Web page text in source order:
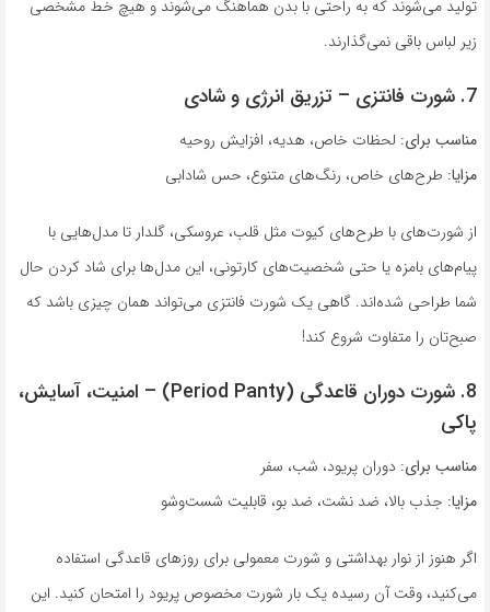
تولید می‌شوند که به راحتی با بدن هماهنگ می‌شوند و هیچ خط مشخصی
زیر لباس باقی نمی‌گذارند.
7. شورت فانتزی – تزریق انرژی و شادی
مناسب برای: لحظات خاص، هدیه، افزایش روحیه
مزایا: طرح‌های خاص، رنگ‌های متنوع، حس شادابی
از شورت‌های با طرح‌های کیوت مثل قلب، عروسکی، گلدار تا مدل‌هایی با
پیام‌های بامزه یا حتی شخصیت‌های کارتونی، این مدل‌ها برای شاد کردن حال
شما طراحی شده‌اند. گاهی یک شورت فانتزی می‌تواند همان چیزی باشد که
صبح‌تان را متفاوت شروع کند!
8. شورت دوران قاعدگی (Period Panty) – امنیت، آسایش،
پاکی
مناسب برای: دوران پریود، شب، سفر
مزایا: جذب بالا، ضد نشت، ضد بو، قابلیت شست‌وشو
اگر هنوز از نوار بهداشتی و شورت معمولی برای روزهای قاعدگی استفاده
می‌کنید، وقت آن رسیده یک بار شورت مخصوص پریود را امتحان کنید. این